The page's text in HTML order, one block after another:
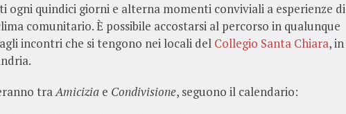
ogni quindici giorni e alterna momenti conviviali a esperienze di
comunitario. È possibile accostarsi al percorso in qualunque
incontri che si tengono nei locali del Collegio Santa Chiara, in
traAmicizia e Condivisione, seguono il calendario: